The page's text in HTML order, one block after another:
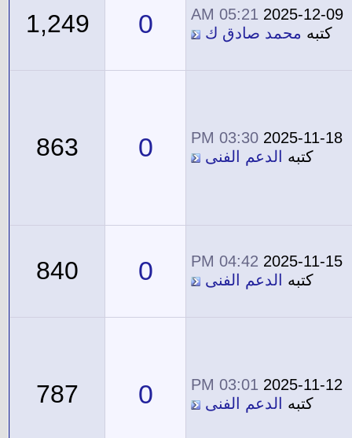
2025-12-09
05:21 AM
كتبه محمد صادق ك 0
1,249
2025-11-18
03:30 PM
كتبه
الدعم الفنى 0
863
2025-11-15
04:42 PM
كتبه
الدعم الفنى 0
840
2025-11-12
03:01 PM
كتبه
الدعم الفنى 0
787